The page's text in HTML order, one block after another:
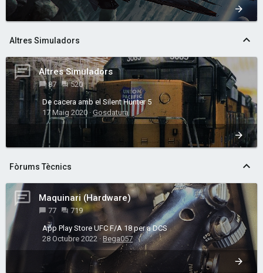
Altres Simuladors
Altres Simuladors
87
520
De cacera amb el Silent Hunter 5
17 Maig 2020 Gosdatura
Fòrums Tècnics
Maquinari (Hardware)
77
719
App Play Store UFC F/A 18 per a DCS
28 Octubre 2022 Bega057